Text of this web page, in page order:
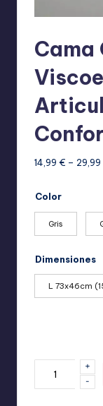
Cama
14,99 € – 29,99
Color
Gris
Dimensiones
L 73x46cm
Ortopédica
-
+